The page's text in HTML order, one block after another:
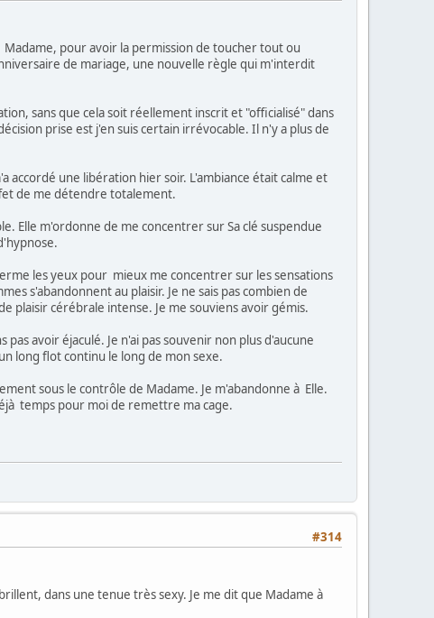
pour avoir la permission de toucher tout ou
de mariage, une nouvelle règle qui m'interdit
sans que cela soit réellement inscrit et "officialisé" dans
prise est j'en suis certain irrévocable. Il n'y a plus de
une libération hier soir. L'ambiance était calme et
de me détendre totalement.
Elle m'ordonne de me concentrer sur Sa clé suspendue
les yeux pour mieux me concentrer sur les sensations
s'abandonnent au plaisir. Je ne sais pas combien de
plaisir cérébrale intense. Je me souviens avoir gémis.
avoir éjaculé. Je n'ai pas souvenir non plus d'aucune
long flot continu le long de mon sexe.
sous le contrôle de Madame. Je m'abandonne à Elle.
temps pour moi de remettre ma cage.
#314
dans une tenue très sexy. Je me dit que Madame à